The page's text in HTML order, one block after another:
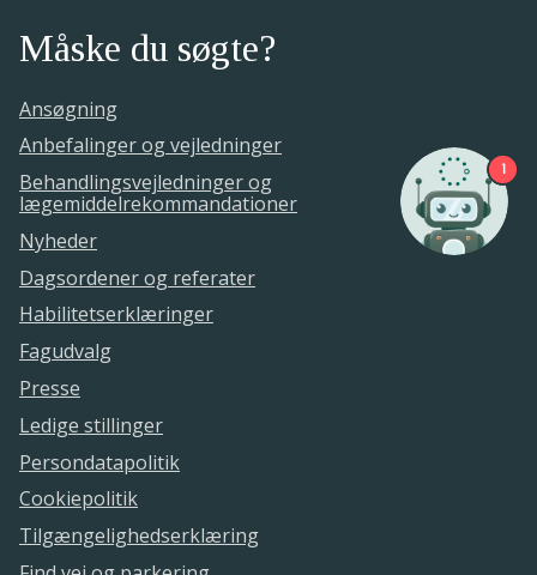
Måske du søgte?
Ansøgning
Anbefalinger og vejledninger
Behandlingsvejledninger og
lægemiddelrekommandationer
Nyheder
Dagsordener og referater
Habilitetserklæringer
Fagudvalg
Presse
Ledige stillinger
Persondatapolitik
Cookiepolitik
Tilgængelighedserklæring
1